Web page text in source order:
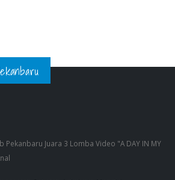
Pekanbaru Juara 3 Lomba Video "A DAY IN MY